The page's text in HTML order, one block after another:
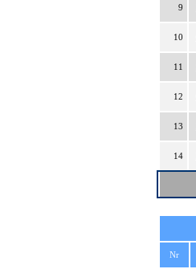
9
10
11
12
13
14
Nr